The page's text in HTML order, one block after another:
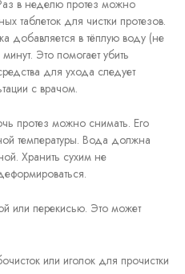
в неделю протез можно
таблеток для чистки протезов.
добавляется в тёплую воду (не
Это помогает убить
для ухода следует
с врачом.
протез можно снимать. Его
температуры. Вода должна
Хранить сухим не
или перекисью. Это может
или иголок для прочистки